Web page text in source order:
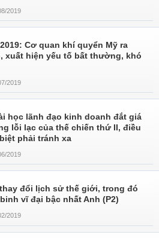
2019
Cơ quan khí quyển Mỹ ra
xuất hiện yếu tố bất thường, khó
2019
học lãnh đạo kinh doanh đắt giá
lỗi lạc của thế chiến thứ II, điều
phải tránh xa
2019
đổi lịch sử thế giới, trong đó
vĩ đại bậc nhất Anh (P2)
2019